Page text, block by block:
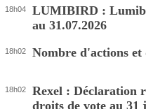
18h04
LUMIBIRD :
au 31.07.2026
18h02 Nombre d'actions
18h02
Rexel : Déclaration
droits de vote au 31